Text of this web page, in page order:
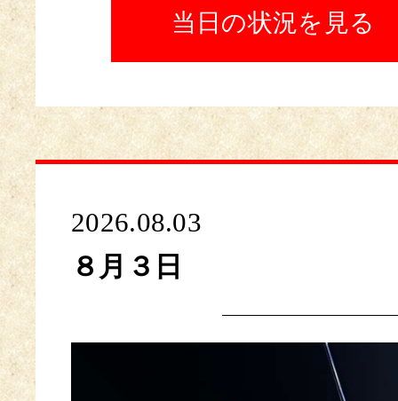
当日の状況を見る
2026.08.03
８月３日